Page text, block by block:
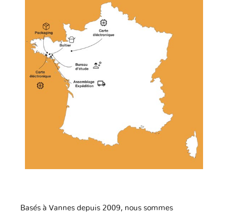
Basés à Vannes depuis 2009, nous sommes